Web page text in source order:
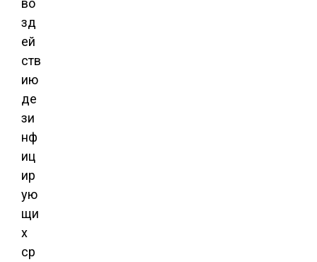
во
зд
ей
ств
ию
де
зи
нф
иц
ир
ую
щи
х
ср